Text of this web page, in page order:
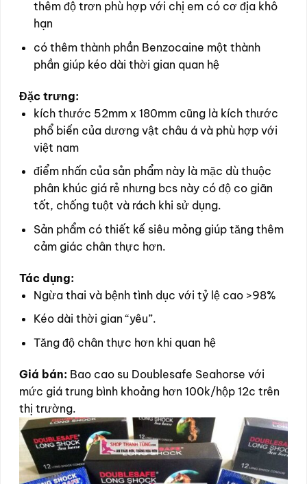
thêm độ trơn phù hợp với chị em có cơ địa khô
hạn
có thêm thành phần Benzocaine một thành
phần giúp kéo dài thời gian quan hệ
Đặc trưng:
kích thước 52mm x 180mm cũng là kích thước
phổ biến của dương vật châu á và phù hợp với
việt nam
điểm nhấn của sản phẩm này là mặc dù thuộc
phân khúc giá rẻ nhưng bcs này có độ co giãn
tốt, chống tuột và rách khi sử dụng.
Sản phẩm có thiết kế siêu mỏng giúp tăng thêm
cảm giác chân thực hơn.
Tác dụng:
Ngừa thai và bệnh tình dục với tỷ lệ cao >98%
Kéo dài thời gian “yêu”.
Tăng độ chân thực hơn khi quan hệ
Giá bán: Bao cao su Doublesafe Seahorse với
mức giá trung bình khoảng hơn 100k/hộp 12c trên
thị trường.